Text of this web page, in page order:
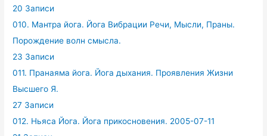
20 Записи
010. Мантра йога. Йога Вибрации Речи, Мысли, Праны.
Порождение волн смысла.
23 Записи
011. Пранаяма йога. Йога дыхания. Проявления Жизни
Высшего Я.
27 Записи
012. Ньяса Йога. Йога прикосновения. 2005-07-11